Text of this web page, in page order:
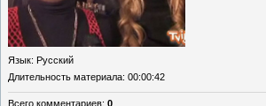
Язык: Русский
Длительность материала: 00:00:42
Всего комментариев: 0